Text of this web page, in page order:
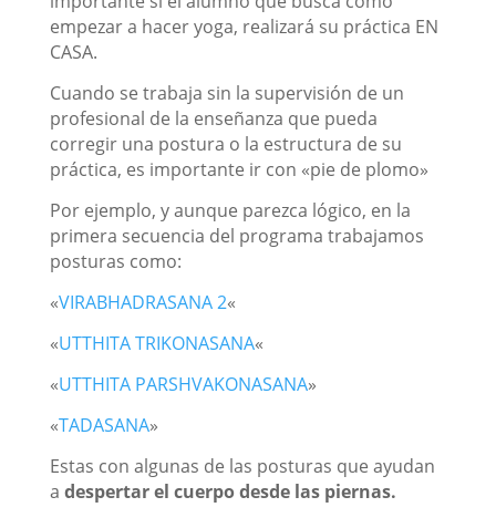
empezar a hacer yoga, realizará su práctica EN
CASA.
Cuando se trabaja sin la supervisión de un
profesional de la enseñanza que pueda
corregir una postura o la estructura de su
práctica, es importante ir con «pie de plomo»
Por ejemplo, y aunque parezca lógico, en la
primera secuencia del programa trabajamos
posturas como:
«VIRABHADRASANA 2«
«UTTHITA TRIKONASANA«
«UTTHITA PARSHVAKONASANA»
«TADASANA»
Estas con algunas de las posturas que ayudan
a despertar el cuerpo desde las piernas.